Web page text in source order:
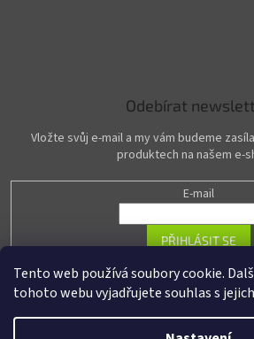
Tento web používá soubory cookie.
tohoto webu vyjadřujete souhlas s
Odebírat
Vložte svůj e-mail a my vám budeme
produktech na našem e-
E-mail
PŘIHLÁSIT SE
Vytvořil Shoptet